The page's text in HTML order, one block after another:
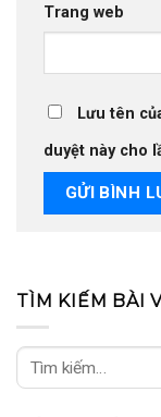
Trang web
Lưu tên
duyệt này cho
TÌM KIẾM BÀI